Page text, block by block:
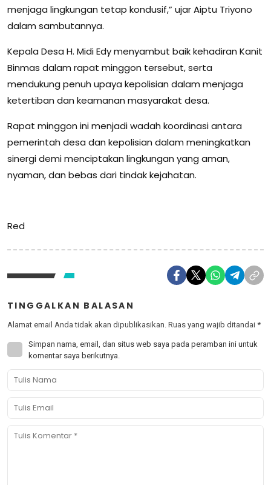
menjaga lingkungan tetap kondusif,” ujar Aiptu Triyono
dalam sambutannya.
Kepala Desa H. Midi Edy menyambut baik kehadiran Kanit
Binmas dalam rapat minggon tersebut, serta
mendukung penuh upaya kepolisian dalam menjaga
ketertiban dan keamanan masyarakat desa.
Rapat minggon ini menjadi wadah koordinasi antara
pemerintah desa dan kepolisian dalam meningkatkan
sinergi demi menciptakan lingkungan yang aman,
nyaman, dan bebas dari tindak kejahatan.
Red
TINGGALKAN BALASAN
Alamat email Anda tidak akan dipublikasikan. Ruas yang wajib ditandai *
Simpan nama, email, dan situs web saya pada peramban ini untuk
komentar saya berikutnya.